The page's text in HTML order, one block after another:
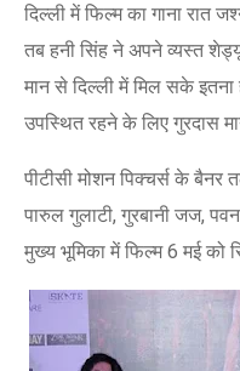
दिल्ली में फिल्म का गाना रात
तब हनी सिंह ने अपने व्यस्त
मान से दिल्ली में मिल सके
उपस्थित रहने के लिए गुरदास
पीटीसी मोशन पिक्चर्स के बैनर
पारुल गुलाटी, गुरबानी जज,
मुख्य भूमिका में फिल्म 6 मई को